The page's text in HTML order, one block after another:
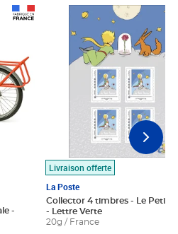
Livraison offerte
La Poste
Collector 4 timbres - Le Petit
- Lettre Verte
20g / France
Prix 7,50€